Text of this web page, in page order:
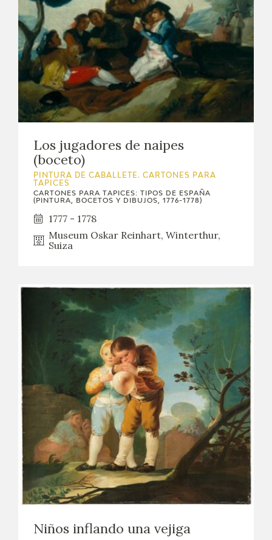
Los jugadores de naipes
(boceto)
PINTURA DE CABALLETE. CARTONES PARA
TAPICES
CARTONES PARA TAPICES: TIPOS DE ESPAÑA
(PINTURA, BOCETOS Y DIBUJOS, 1776-1778)
1777 - 1778
Museum Oskar Reinhart, Winterthur,
Suiza
Niños inflando una vejiga